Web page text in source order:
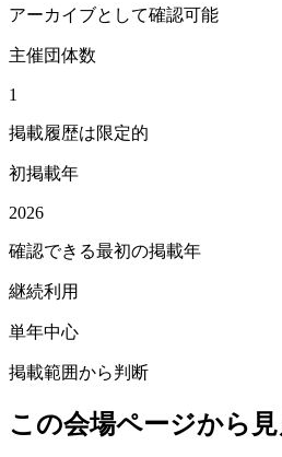
アーカイブとして確認可能
主催団体数
1
掲載履歴は限定的
初掲載年
2026
確認できる最初の掲載年
継続利用
単年中心
掲載範囲から判断
この会場ページから